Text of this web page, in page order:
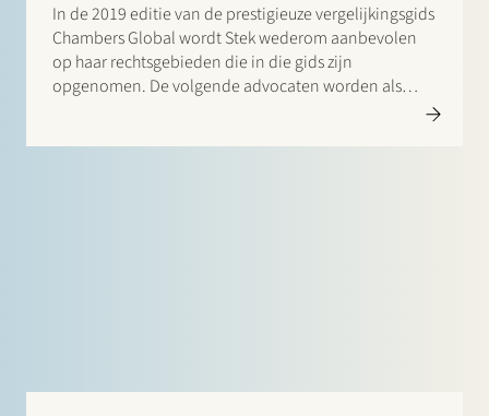
In de 2019 editie van de prestigieuze vergelijkingsgids
Chambers Global wordt Stek wederom aanbevolen
op haar rechtsgebieden die in die gids zijn
opgenomen. De volgende advocaten worden als